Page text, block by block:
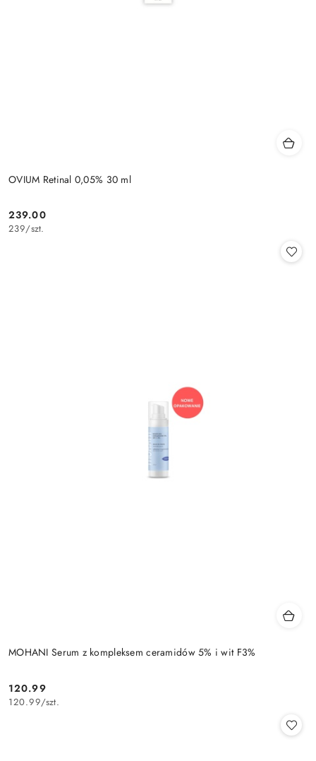
OVIUM Retinal 0,05% 30 ml
Cena:
239.00
239/szt.
MOHANI Serum z kompleksem ceramidów 5% i wit F3%
Cena:
120.99
120.99/szt.